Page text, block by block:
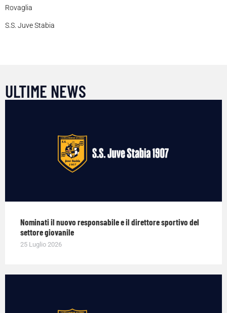
Rovaglia
S.S. Juve Stabia
ULTIME NEWS
Nominati il nuovo responsabile e il direttore sportivo del
settore giovanile
25 Luglio 2026